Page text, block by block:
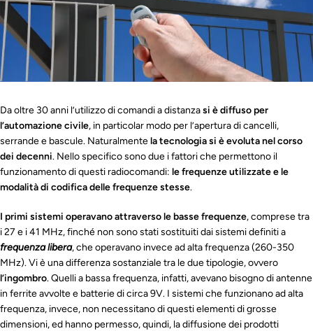
Da oltre 30 anni l’utilizzo di comandi a distanzasi è diffuso per
l’automazione civile, in particolar modo per l’apertura di cancelli,
serrande e bascule. Naturalmentela tecnologia si è evoluta nel corso
dei decenni. Nello specifico sono due i fattori che permettono il
funzionamento di questi radiocomandi: le frequenze utilizzate e le
modalità di codifica delle frequenze stesse.
I primi sistemi operavano attraverso le basse frequenze, comprese tra
i 27 e i 41 MHz, finché non sono stati sostituiti dai sistemi definiti a
frequenza libera, che operavano invece ad alta frequenza (260-350
MHz). Vi è una differenza sostanziale tra le due tipologie, ovvero
l’ingombro. Quelli a bassa frequenza, infatti, avevano bisogno di antenne
in ferrite avvolte e batterie di circa 9V. I sistemi che funzionano ad alta
frequenza, invece, non necessitano di questi elementi di grosse
dimensioni, ed hanno permesso, quindi, la diffusione dei prodotti